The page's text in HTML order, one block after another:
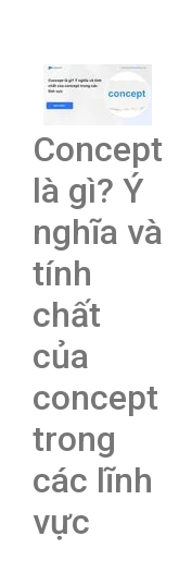
Concept
là gì? Ý
nghĩa và
tính
chất
của
concept
trong
các lĩnh
vực